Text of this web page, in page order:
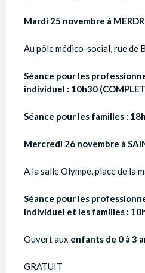
Mardi 25 novembre à
Au pôle médico-social, rue de
Séance pour les
individuel : 10h30
Séance pour les familles : 18h
Mercredi 26 novembre à
A la salle Olympe, place de la
Séance pour les
individuel et les familles :
Ouvert aux enfants de 0 à 3
GRATUIT